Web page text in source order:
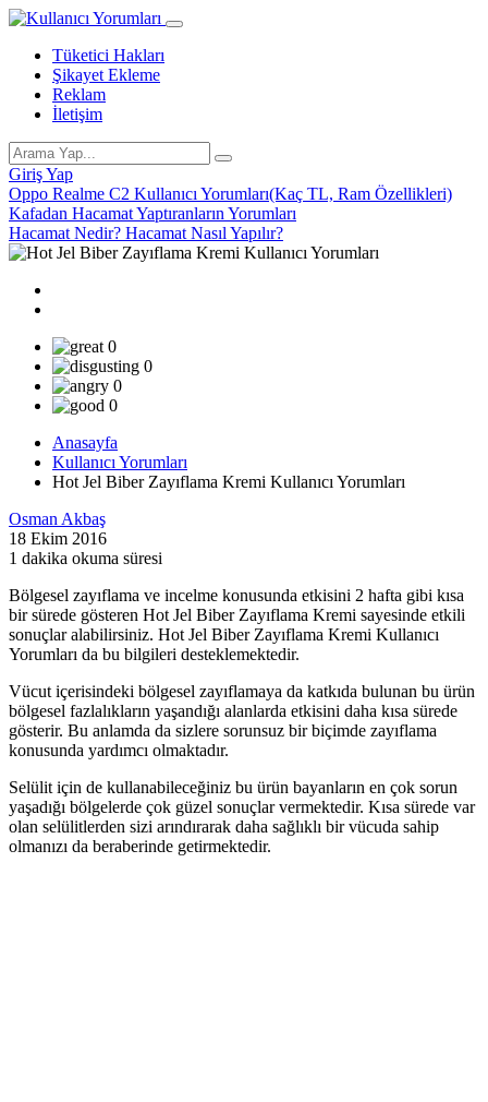
Tüketici Hakları
Şikayet Ekleme
Reklam
İletişim
Giriş Yap
Oppo Realme C2 Kullanıcı Yorumları(Kaç TL, Ram Özellikleri)
Kafadan Hacamat Yaptıranların Yorumları
Hacamat Nedir? Hacamat Nasıl Yapılır?
0
0
0
0
Anasayfa
Kullanıcı Yorumları
Hot Jel Biber Zayıflama Kremi Kullanıcı Yorumları
Osman Akbaş
18 Ekim 2016
1 dakika okuma süresi
Bölgesel zayıflama ve incelme konusunda etkisini 2 hafta gibi kısa
bir sürede gösteren Hot Jel Biber Zayıflama Kremi sayesinde etkili
sonuçlar alabilirsiniz. Hot Jel Biber Zayıflama Kremi Kullanıcı
Yorumları da bu bilgileri desteklemektedir.
Vücut içerisindeki bölgesel zayıflamaya da katkıda bulunan bu ürün
bölgesel fazlalıkların yaşandığı alanlarda etkisini daha kısa sürede
gösterir. Bu anlamda da sizlere sorunsuz bir biçimde zayıflama
konusunda yardımcı olmaktadır.
Selülit için de kullanabileceğiniz bu ürün bayanların en çok sorun
yaşadığı bölgelerde çok güzel sonuçlar vermektedir. Kısa sürede var
olan selülitlerden sizi arındırarak daha sağlıklı bir vücuda sahip
olmanızı da beraberinde getirmektedir.